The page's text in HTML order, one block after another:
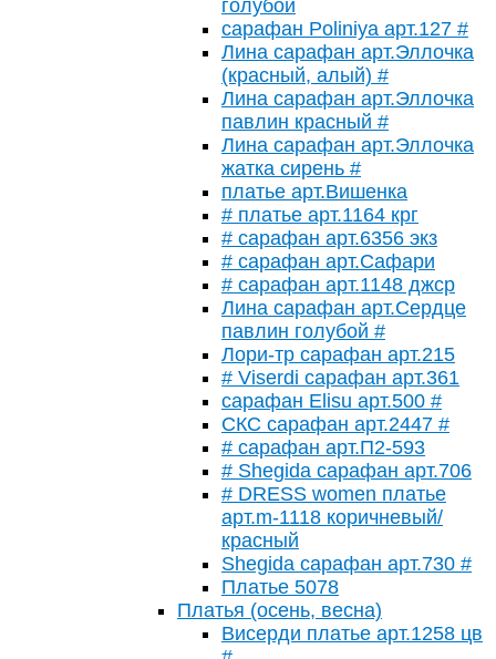
голубой
сарафан Poliniya арт.127 #
Лина сарафан арт.Эллочка
(красный, алый) #
Лина сарафан арт.Эллочка
павлин красный #
Лина сарафан арт.Эллочка
жатка сирень #
платье арт.Вишенка
# платье арт.1164 крг
# сарафан арт.6356 экз
# сарафан арт.Сафари
# сарафан арт.1148 джср
Лина сарафан арт.Сердце
павлин голубой #
Лори-тр сарафан арт.215
# Viserdi сарафан арт.361
сарафан Elisu арт.500 #
СКС сарафан арт.2447 #
# сарафан арт.П2-593
# Shegida сарафан арт.706
# DRESS women платье
арт.m-1118 коричневый/
красный
Shegida сарафан арт.730 #
Платье 5078
Платья (осень, весна)
Висерди платье арт.1258 цв